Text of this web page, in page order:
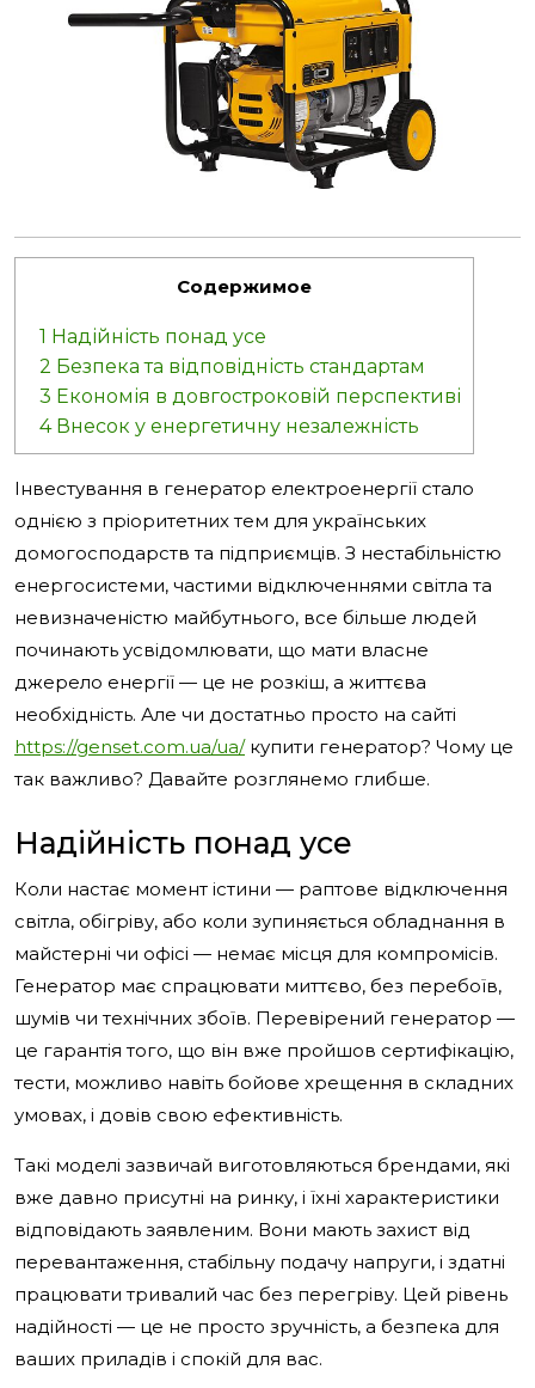
Содержимое
1 Надійність понад усе
2 Безпека та відповідність стандартам
3 Економія в довгостроковій перспективі
4Внесок у енергетичну незалежність
Інвестування в генератор електроенергії стало
однією з пріоритетних тем для українських
домогосподарств та підприємців. З нестабільністю
енергосистеми, частими відключеннями світла та
невизначеністю майбутнього, все більше людей
починають усвідомлювати, що мати власне
джерело енергії — це не розкіш, а життєва
необхідність. Але чи достатньо просто на сайті
https://genset.com.ua/ua/купити генератор? Чому це
так важливо? Давайте розглянемо глибше.
Надійність понад усе
Коли настає момент істини — раптове відключення
світла, обігріву, або коли зупиняється обладнання в
майстерні чи офісі — немає місця для компромісів.
Генератор має спрацювати миттєво, без перебоїв,
шумів чи технічних збоїв. Перевірений генератор —
це гарантія того, що він вже пройшов сертифікацію,
тести, можливо навіть бойове хрещення в складних
умовах, і довів свою ефективність.
Такі моделі зазвичай виготовляються брендами, які
вже давно присутні на ринку, і їхні характеристики
відповідають заявленим. Вони мають захист від
перевантаження, стабільну подачу напруги, і здатні
працювати тривалий час без перегріву. Цей рівень
надійності — це не просто зручність, а безпека для
ваших приладів і спокій для вас.